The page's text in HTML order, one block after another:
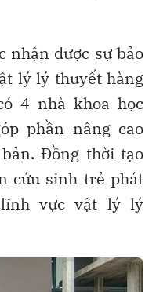
nhận được sự bảo
lý lý thuyết hàng
4 nhà khoa học
phần nâng cao
Đồng thời tạo
cứu sinh trẻ phát
vực vật lý lý